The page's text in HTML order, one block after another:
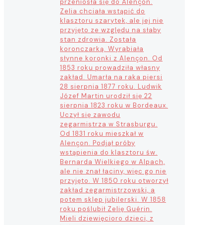
Zelia chciała wstąpić do
klasztoru szarytek, ale jej nie
przyjęto ze względu na słaby
stan zdrowia. Została
koronczarką. Wyrabiała
słynne koronki z Alençon. Od
1853 roku prowadziła własny
zakład. Umarła na raka piersi
28 sierpnia 1877 roku. Ludwik
Józef Martin urodził się 22
sierpnia 1823 roku w Bordeaux.
Uczył się zawodu
zegarmistrza w Strasburgu.
Od 1831 roku mieszkał w
Alençon. Podjął próby
wstąpienia do klasztoru św.
Bernarda Wielkiego w Alpach,
ale nie znał łaciny, więc go nie
przyjęto. W 1850 roku otworzył
zakład zegarmistrzowski, a
potem sklep jubilerski. W 1858
roku poślubił Zelię Guérin.
Mieli dziewięcioro dzieci, z